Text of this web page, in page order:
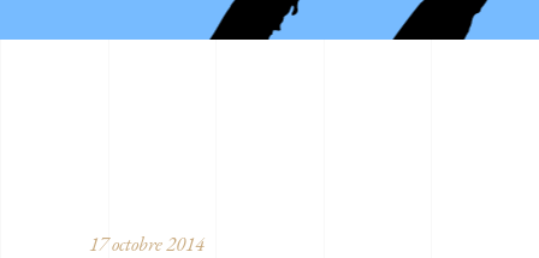
17 octobre 2014